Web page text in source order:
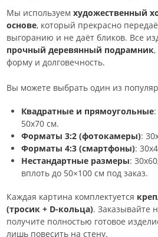
Мы используем художественный
основе, который прекрасно
выгоранию и не даёт бликов. Все
прочный деревянный подрамник
форму и долговечность.
Вы можете выбрать один из
Квадратные и прямоугольные
50х70 см.
Форматы 3:2 (фотокамеры):
Форматы 4:3 (смартфоны):
Нестандартные размеры:
вплоть до 50×100 см под заказ.
Каждая картина комплектуется
(тросик + D-кольца). Заказывайте
получите полностью готовое
лишь повесить на стену.